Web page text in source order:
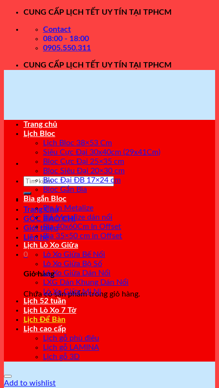
Skip
content
CUNG CẤP LỊCH TẾT UY TÍN TẠI TPHCM
Contact
08:00 - 18:00
0905.550.311
CUNG CẤP LỊCH TẾT UY TÍN TẠI TPHCM
Tìm
kiếm:
Trang Chủ
GÓC BÁO CHÍ
Giới thiệu
Liên hệ
0
Giỏ hàng
Chưa có sản phẩm trong giỏ hàng.
Trang chủ
Lịch Bloc
Lịch Bloc 38×53 Cm
Siêu Cực Đại 30x40cm (29x41Cm)
Bloc Cực Đại 25×35 cm
Bloc Siêu Đại 20×30 cm
Bloc Đại ĐB 17×24 cm
Bloc Gắn Bìa
Bìa gắn Bloc
Bìa In Metalize
Bìa Metalize dán nổi
Bìa 40x60Cm In Offset
Bìa 35×50 cm in Offset
Lịch Lò Xo Giữa
Lò Xo Giữa Bế Nổi
Lò Xo Giữa Bộ Số
Lò Xo Giữa Dán Nổi
LXG Dán Khung Dán Nổi
Lò Xo Giữa Mi Ni
Lịch 52 tuần
Lịch Lò Xo 7 Tờ
Lịch Để Bàn
Lịch cao cấp
Lịch gỗ phù điêu
Lịch gỗ LAMINA
Lịch gỗ 3D
Add to wishlist